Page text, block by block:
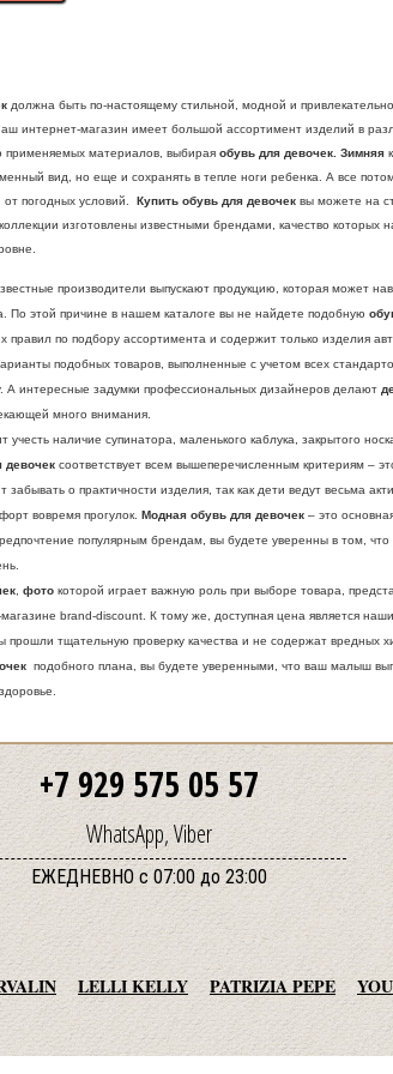
должна быть по-настоящему стильной, модной и
интернет-магазин имеет большой ассортимент изделий в
применяемых материалов, выбирая обувь для девочек. Зимняя
вид, но еще и сохранять в тепле ноги ребенка. А все
погодных условий.
Купить обувь для девочек вы можете на
изготовлены известными брендами, качество которых
производители выпускают продукцию, которая может
По этой причине в нашем каталоге вы не найдете подобную
правил по подбору ассортимента и содержит только изделия
подобных товаров, выполненные с учетом всех
А интересные задумки профессиональных дизайнеров делают
много внимания.
наличие супинатора, маленького каблука, закрытого
девочек соответствует всем вышеперечисленным критериям –
о практичности изделия, так как дети ведут весьма
вовремя прогулок. Модная обувь для девочек – это
популярным брендам, вы будете уверенны в том,
фото которой играет важную роль при выборе товара,
brand-discount. К тому же, доступная цена является
прошли тщательную проверку качества и не содержат вредных
подобного плана, вы будете уверенными, что ваш малыш
+7 929 575 05 57
WhatsApp, Viber
ЕЖЕДНЕВНО с 07:00 до 23:00
LELLI KELLY PATRIZIA PEPE
FUI PAOLA FRANI LILI GAUFRETTE